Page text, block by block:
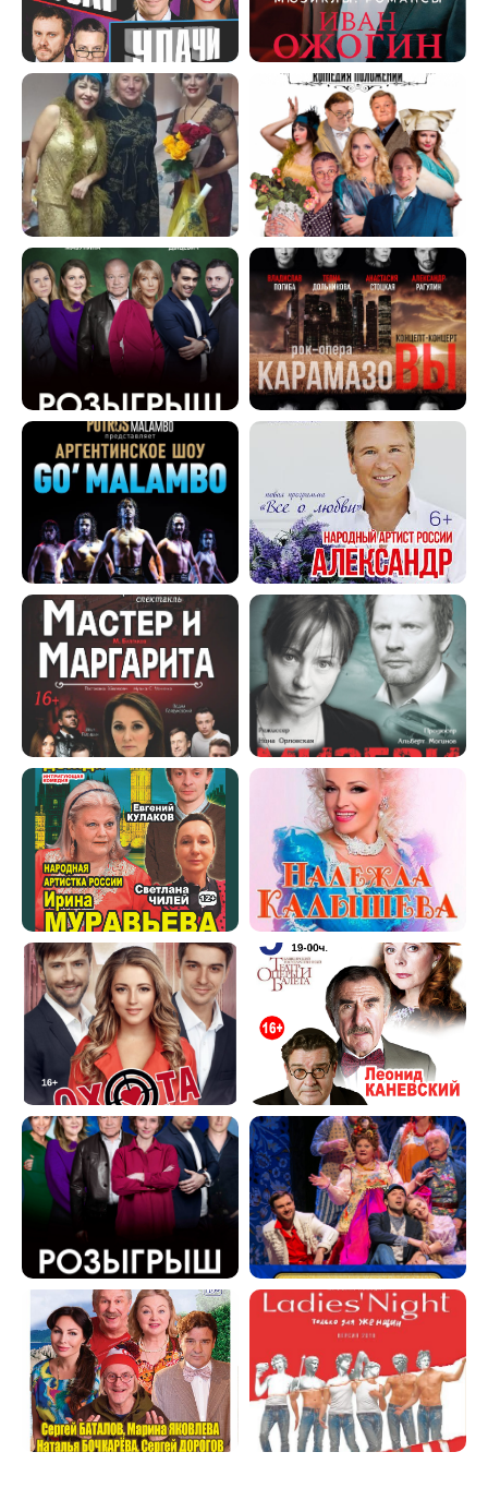
Наши контакты
palarna@gmail.com
Время работы офиса:
Написать в WhatsApp
+7 (917) 346-09-63
Контактный телефон
Политика конфиденциальности